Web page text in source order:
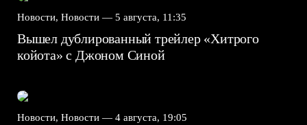
Новости, Новости — 5 августа, 11:35
Вышел дублированный трейлер «Хитрого
койота» с Джоном Синой
Новости, Новости — 4 августа, 19:05